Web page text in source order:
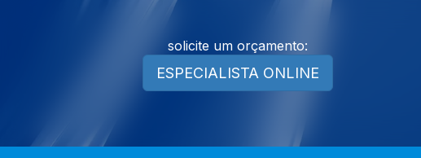
solicite um orçamento:
ESPECIALISTA ONLINE